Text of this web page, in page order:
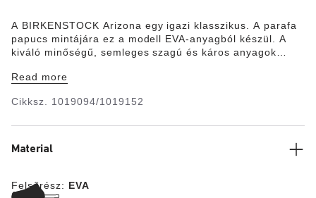
A BIRKENSTOCK Arizona egy igazi klasszikus. A parafa
papucs mintájára ez a modell EVA-anyagból készül. A
kiváló minőségű, semleges szagú és káros anyagok
tulajdonságot ötvöz: Nagyon könnyű, rendkívül
BIRKENSTOCK viselési kényelmet.
Read more
Cikksz. 1019094/1019152
Material
Felsőrész: EVA